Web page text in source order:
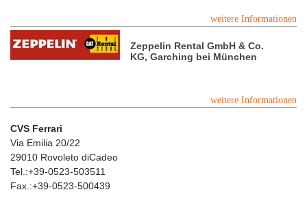
weitere Informationen
Zeppelin Rental GmbH & Co.
KG, Garching bei München
weitere Informationen
CVS Ferrari
Via Emilia 20/22
29010 Rovoleto diCadeo
Tel.:+39-0523-503511
Fax.:+39-0523-500439